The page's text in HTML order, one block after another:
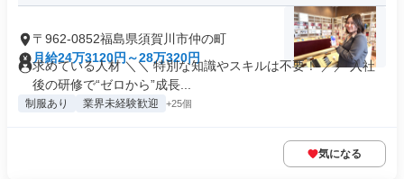
〒962-0852福島県須賀川市仲の町
月給24万3120円～28万320円
求めている人材 ＼＼ 特別な知識やスキルは不要！ ／／ 入社
後の研修で“ゼロから”成長...
制服あり 業界未経験歓迎 +25個
気になる